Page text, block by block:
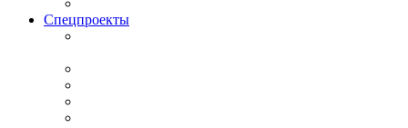
Спецпроекты